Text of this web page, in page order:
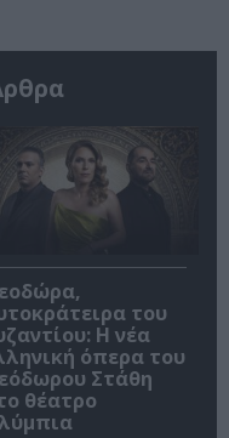
του
Η νέα
όπερα του
Στάθη
θέατρο